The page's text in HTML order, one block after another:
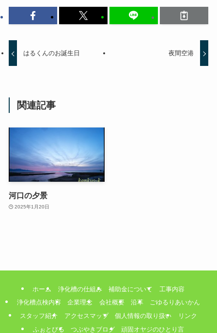
はるくんのお誕生日 夜間空港
関連記事
河口の夕景
2025年1月20日
ホーム 浄化槽の仕組み 補助金について
工事内容
浄化槽点検内容
企業理念 会社概要 沿革
ごゆるりあいかん
スタッフ紹介
アクセスマップ 個人情報の取り扱い
リンク
ふぉとびる
つぶやきブログ 頑固オヤジのひとり言